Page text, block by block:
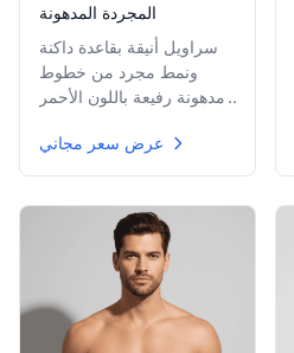
المجردة المدهونة
سراويل أنيقة بقاعدة داكنة
ونمط مجرد من خطوط
مدهونة رفيعة باللون الأحمر
التصميم السرعة والحركة،
ويقدم مظهرًا عصريًا أنيقًا لأي
عرض سعر مجاني